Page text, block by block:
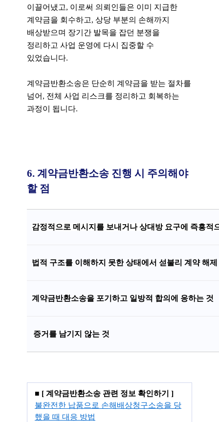
이끌어냈고, 이로써 의뢰인들은 이미 지급한
계약금을 회수하고, 상당 부분의 손해까지
배상받으며 장기간 발목을 잡던 분쟁을
정리하고 사업 운영에 다시 집중할 수
있었습니다.
계약금반환소송은 단순히 계약금을 받는 절차를
넘어, 전체 사업 리스크를 정리하고 회복하는
과정이 됩니다.
6. 계약금반환소송 진행 시 주의해야
할 점
감정적으로 메시지를 보내거나 상대방 요구에 즉흥적
법적 구조를 이해하지 못한 상태에서 섣불리 계약 해
계약금반환소송을 포기하고 일방적 합의에 응하는 것
증거를 남기지 않는 것
■ [ 계약금반환소송 관련 정보 확인하기 ]
불완전한 납품으로 손해배상청구소송을 당
했을 때 대응 방법